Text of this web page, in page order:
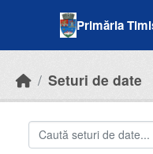
Primăria
Seturi de date